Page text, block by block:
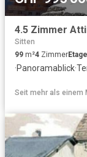
4.5 Zimmer
Sitten
99 m²4 Zimmer
·Panoramablick·
Seit mehr als einem